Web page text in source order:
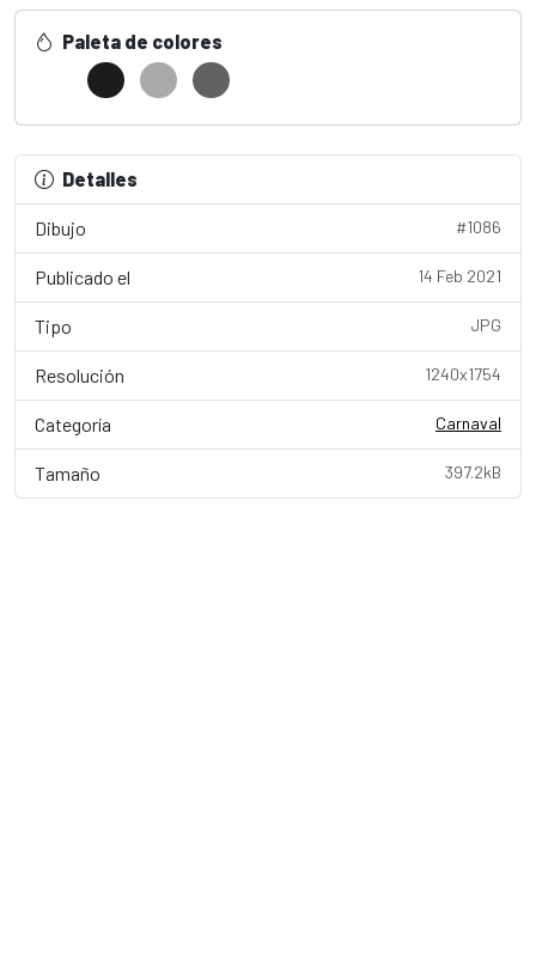
Paleta de colores
Detalles
Dibujo #1086
Publicado el 14 Feb 2021
Tipo JPG
Resolución 1240x1754
Categoría Carnaval
Tamaño 397.2kB